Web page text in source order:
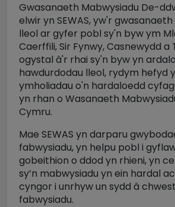
Gwasanaeth Mabwysiadu De-
elwir yn SEWAS, yw'r
lleol ar gyfer pobl sy'n byw ym
Caerffili, Sir Fynwy, Casnewydd a
ogystal â'r rhai sy'n byw yn
hawdurdodau lleol, rydym hefyd
ymholiadau o'n hardaloedd
yn rhan o Wasanaeth
Cymru.
Mae SEWAS yn darparu
fabwysiadu, yn helpu pobl i
gobeithion o ddod yn rhieni, yn
sy’n mabwysiadu yn ein hardal
cyngor i unrhyw un sydd â
fabwysiadu.